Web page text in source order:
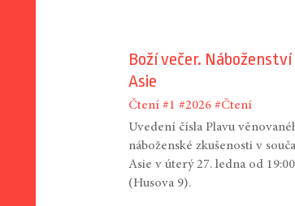
Boží večer.
Asie
Čtení #1 #2026 #Čtení
Uvedení čísla Plavu
náboženské zkušenosti v
Asie v úterý 27. ledna od
(Husova 9).